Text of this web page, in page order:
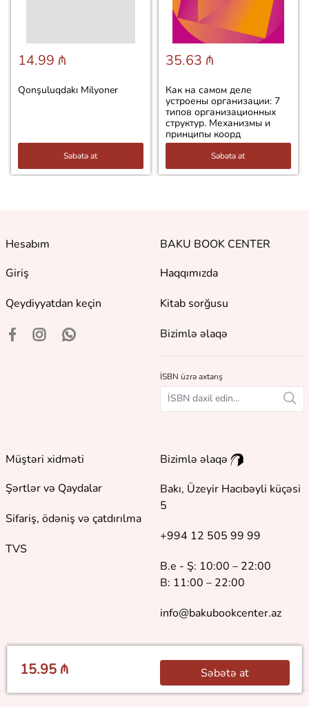
15.95 ₼ Səbətə at
14.99 ₼
Qonşuluqdakı Milyoner
Səbətə at
35.63 ₼
Как на самом деле
устроены организации: 7
типов организационных
структур. Механизмы и
принципы коорд
Səbətə at
Hesabım
Giriş
Qeydiyyatdan keçin
BAKU BOOK CENTER
Haqqımızda
Kitab sorğusu
Bizimlə əlaqə
İSBN üzrə axtarış
Müştəri xidməti
Şərtlər və Qaydalar
Sifariş, ödəniş və çatdırılma
TVS
Bizimlə əlaqə
Bakı, Üzeyir Hacıbəyli küçəsi
5
+994 12 505 99 99
B.e - Ş: 10:00 – 22:00
B: 11:00 – 22:00
info@bakubookcenter.az